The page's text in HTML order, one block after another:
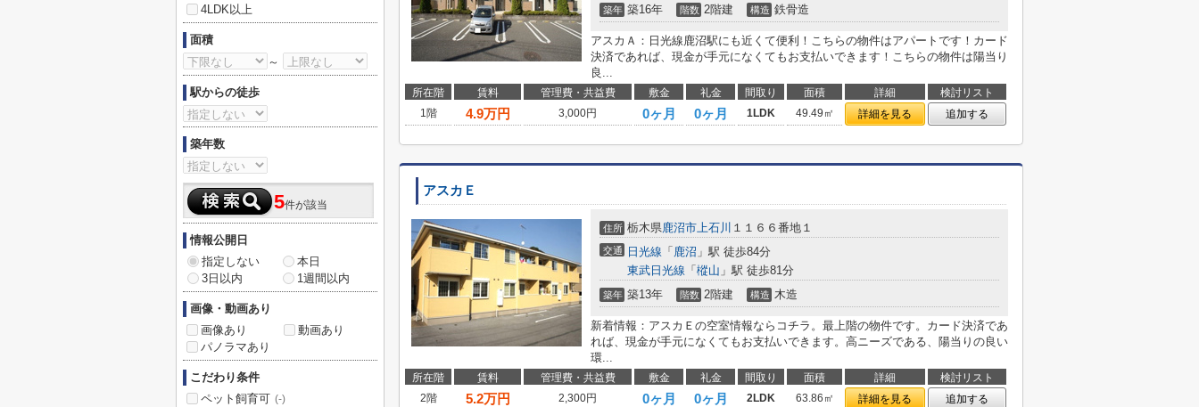
築年 築16年 階数 2階建 構造 鉄骨造
アスカＡ：日光線鹿沼駅にも近くて便利！こちらの物件はアパートです！カード
決済であれば、現金が手元になくてもお支払いできます！こちらの物件は陽当り
良...
所在階 賃料 管理費・共益費 敷金 礼金 間取り 面積 詳細
検討リスト
1階
4.9万円 3,000円 0ヶ月 0ヶ月 1LDK 49.49㎡ 詳細を見る 追加する
アスカＥ
住所 栃木県鹿沼市上石川 １１６６番地１
交通 日光線 「 鹿沼 」駅 徒歩84分
東武日光線 「 樅山 」駅 徒歩81分
築年 築13年 階数 2階建 構造 木造
新着情報：アスカＥの空室情報ならコチラ。最上階の物件です。カード決済であ
れば、現金が手元になくてもお支払いできます。高ニーズである、陽当りの良い
環...
所在階 賃料 管理費・共益費 敷金 礼金 間取り 面積 詳細
検討リスト
2階
5.2万円 2,300円 0ヶ月 0ヶ月 2LDK 63.86㎡ 詳細を見る 追加する
4LDK以上
面積
～
駅からの徒歩
築年数
5件が該当
情報公開日
指定しない
本日
3日以内
1週間以内
画像・動画あり
画像あり
動画あり
パノラマあり
こだわり条件
ペット飼育可 (-)